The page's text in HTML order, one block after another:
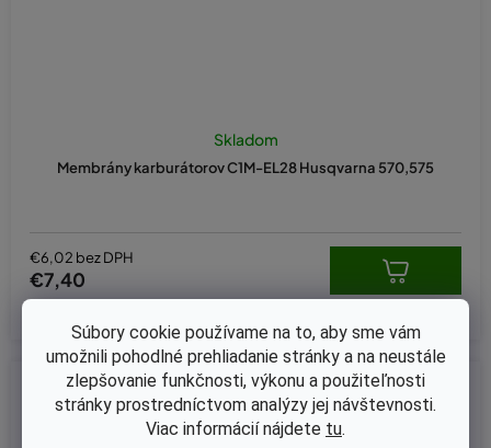
Súbory cookie používame na to, aby sme vám
umožnili pohodlné prehliadanie stránky a na neustále
zlepšovanie funkčnosti, výkonu a použiteľnosti
stránky prostredníctvom analýzy jej návštevnosti.
Viac informácií nájdete tu.
Membrány karburátorov C1M-EL28 Husqvarna 570,575
Skladom
€6,02 bez DPH
€7,40
Kód:RB-130